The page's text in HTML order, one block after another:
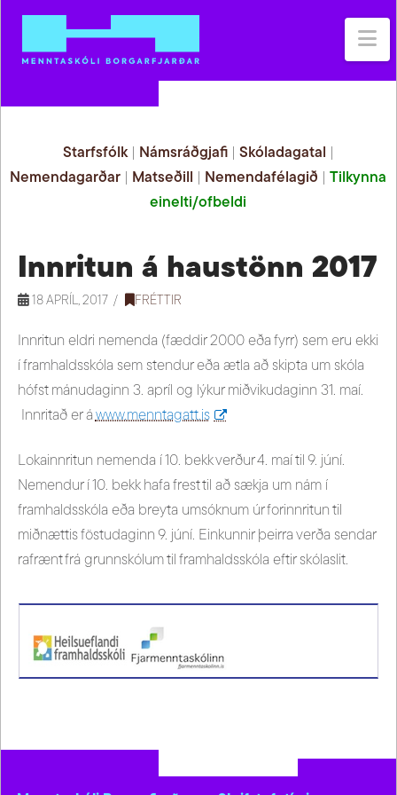
Starfsfólk| Námsráðgjafi| Skóladagatal
Nemendagarðar
Matseðill Nemendafélagið |Tilkynna
einelti/ofbeldi
Innritun á haustönn 2017
18 APRÍL, 2017 FRÉTTIR
Innritun eldri nemenda (fæddir 2000 eða fyrr) sem eru ekki
í framhaldsskóla sem stendur eða ætla að skipta um skóla
hófst mánudaginn 3. apríl og lýkur miðvikudaginn 31. maí.
Innritað er á www.menntagatt.is
Lokainnritun nemenda í 10. bekk verður 4. maí til 9. júní.
Nemendur í 10. bekk hafa frest til að sækja um nám í
framhaldsskóla eða breyta umsóknum úr forinnritun til
miðnættis föstudaginn 9. júní. Einkunnir þeirra verða sendar
rafrænt frá grunnskólum til framhaldsskóla eftir skólaslit.